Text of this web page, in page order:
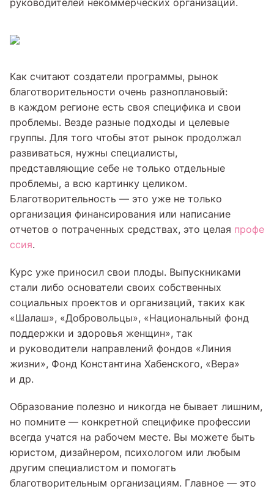
Как считают создатели программы, рынок
благотворительности очень разноплановый:
в каждом регионе есть своя специфика и свои
проблемы. Везде разные подходы и целевые
группы. Для того чтобы этот рынок продолжал
развиваться, нужны специалисты,
представляющие себе не только отдельные
проблемы, а всю картинку целиком.
Благотворительность — это уже не только
организация финансирования или написание
отчетов о потраченных средствах, это целая профе
ссия.
Курс уже приносил свои плоды. Выпускниками
стали либо основатели своих собственных
социальных проектов и организаций, таких как
«Шалаш», «Добровольцы», «Национальный фонд
поддержки и здоровья женщин», так
и руководители направлений фондов «Линия
жизни», Фонд Константина Хабенского, «Вера»
и др.
Образование полезно и никогда не бывает лишним,
но помните — конкретной специфике профессии
всегда учатся на рабочем месте. Вы можете быть
юристом, дизайнером, психологом или любым
другим специалистом и помогать
благотворительным организациям. Главное — это